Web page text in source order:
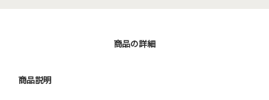
商品の詳細
商品説明